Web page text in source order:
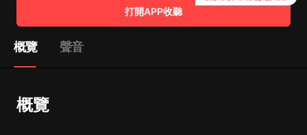
打開APP收聽
概覽 聲音
概覽